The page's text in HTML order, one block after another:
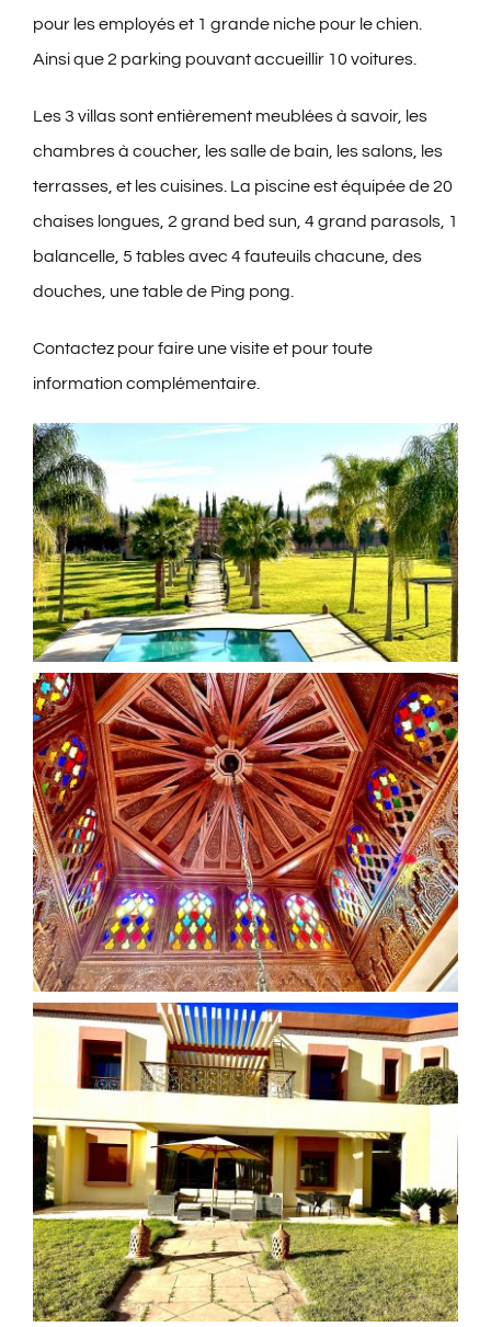
pour les employés et 1 grande niche pour le chien.
Ainsi que 2 parking pouvant accueillir 10 voitures.
Les 3 villas sont entièrement meublées à savoir, les
chambres à coucher, les salle de bain, les salons, les
terrasses, et les cuisines. La piscine est équipée de 20
chaises longues, 2 grand bed sun, 4 grand parasols, 1
balancelle, 5 tables avec 4 fauteuils chacune, des
douches, une table de Ping pong.
Contactezpour faire une visite et pour toute
information complémentaire.